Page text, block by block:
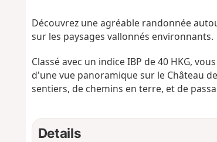
Découvrez une agréable randonnée
sur les paysages vallonnés environnants.
Classé avec un indice IBP de 40 HKG,
d'une vue panoramique sur le Château
sentiers, de chemins en terre, et de
Details